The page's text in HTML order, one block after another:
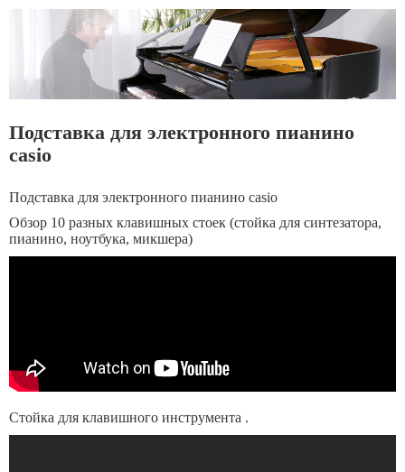
Подставка для электронного пианино
casio
Подставка для электронного пианино casio
Обзор 10 разных клавишных стоек (стойка для синтезатора,
пианино, ноутбука, микшера)
Стойка для клавишного инструмента .